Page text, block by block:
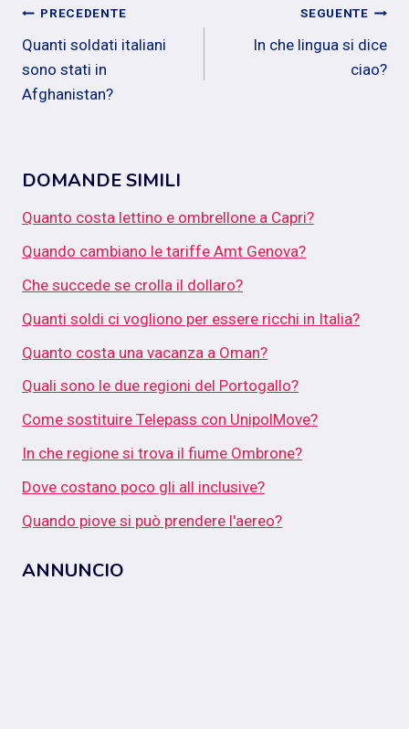
Navigazione
articoli
PRECEDENTE
Quanti soldati italiani
sono stati in
Afghanistan?
SEGUENTE
In che lingua si dice
ciao?
DOMANDE SIMILI
Quanto costa lettino e ombrellone a Capri?
Quando cambiano le tariffe Amt Genova?
Che succede se crolla il dollaro?
Quanti soldi ci vogliono per essere ricchi in Italia?
Quanto costa una vacanza a Oman?
Quali sono le due regioni del Portogallo?
Come sostituire Telepass con UnipolMove?
In che regione si trova il fiume Ombrone?
Dove costano poco gli all inclusive?
Quando piove si può prendere l'aereo?
ANNUNCIO